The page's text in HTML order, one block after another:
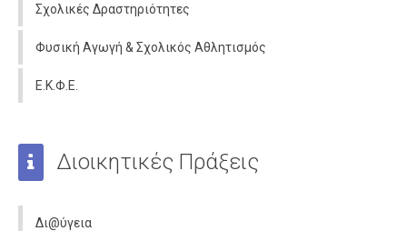
Σχολικές Δραστηριότητες
Φυσική Αγωγή & Σχολικός Αθλητισμός
Ε.Κ.Φ.Ε.
Διοικητικές Πράξεις
Δι@ύγεια